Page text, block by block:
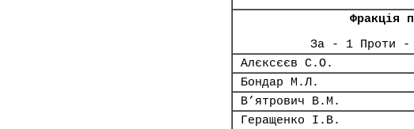
Фракція
За - 1 Проти -
Алєксєєв С.О.
Бондар М.Л.
В’ятрович В.М.
Геращенко І.В.